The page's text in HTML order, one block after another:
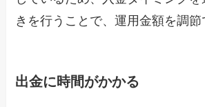
きを行うことで、運用金額を調節
出金に時間がかかる